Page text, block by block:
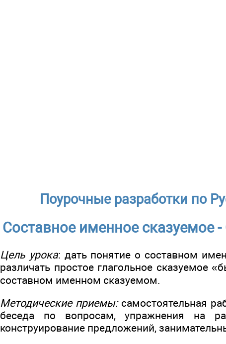
Поурочные разработки по
Составное именное
Цель урока: дать понятие о составном
различать простое глагольное сказуемое
составном именном сказуемом.
Методические приемы:самостоятельная
беседа по вопросам, упражнения на
конструирование предложений,